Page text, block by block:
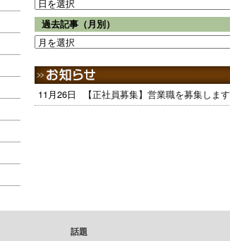
過去記事（月別）
11月26日 【正社員募集】営業職を募集します
話題